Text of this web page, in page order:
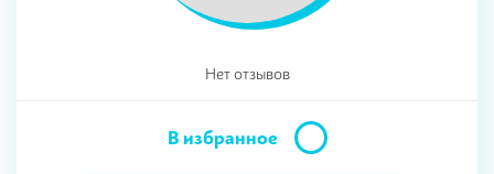
Нет отзывов
В избранное